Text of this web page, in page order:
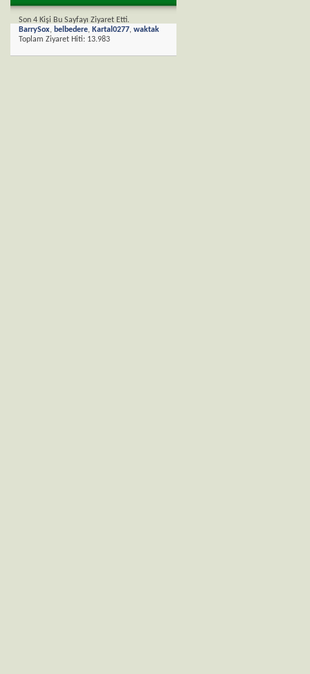
Son 4 Kişi Bu Sayfayı Ziyaret Etti.
BarrySox, belbedere, Kartal0277, waktak
Toplam Ziyaret Hiti: 13.983